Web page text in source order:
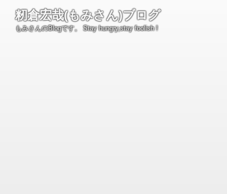
籾倉宏哉(もみさん)ブログ
もみさんのBlogです。 Stay hungry,stay foolish !